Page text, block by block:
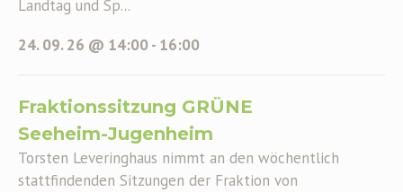
Landtag und Sp...
24. 09. 26 @ 14:00- 16:00
Fraktionssitzung GRÜNE
Seeheim-Jugenheim
Torsten Leveringhaus nimmt an den wöchentlich
stattfindenden Sitzungen der Fraktion von